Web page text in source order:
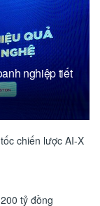
nghiệp tiết
chiến lược AI-X
tỷ đồng